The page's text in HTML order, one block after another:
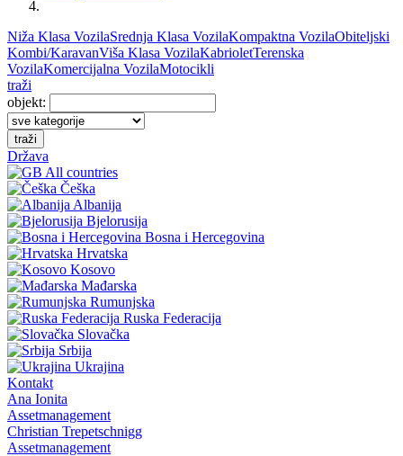
Niža Klasa VozilaSrednja Klasa VozilaKompaktna VozilaObiteljski
Kombi/KaravanViša Klasa VozilaKabrioletTerenska
VozilaKomercijalna VozilaMotocikli
traži
objekt:
traži
Država
All countries
Češka
Albanija
Bjelorusija
Bosna i Hercegovina
Hrvatska
Kosovo
Mađarska
Rumunjska
Ruska Federacija
Slovačka
Srbija
Ukrajina
Kontakt
Ana Ionita
Assetmanagement
Christian Trepetschnigg
Assetmanagement